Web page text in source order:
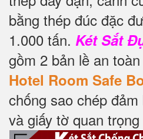
bằng thép đúc đặc
1.000 tấn. Két Sắt
gồm 2 bản lề an
Hotel Room Safe
chống sao chép
và giấy tờ quan trọng